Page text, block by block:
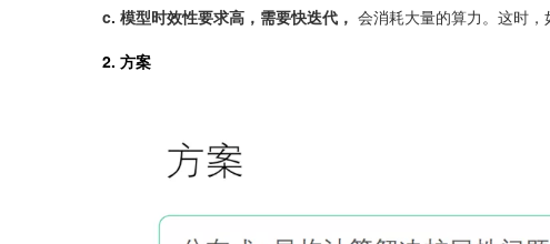
c. 模型时效性要求高，需要快迭代， 会消耗大量的算力。这时，
2. 方案